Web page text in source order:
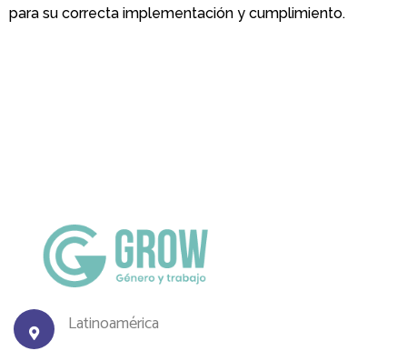
para su correcta implementación y cumplimiento.
Latinoamérica